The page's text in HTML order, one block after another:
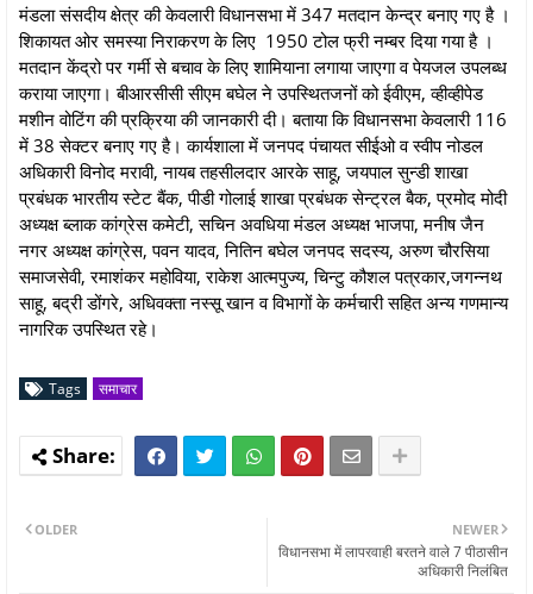
मंडला संसदीय क्षेत्र की केवलारी विधानसभा में 347 मतदान केन्द्र बनाए गए है ।
शिकायत ओर समस्या निराकरण के लिए 1950 टोल फ्री नम्बर दिया गया है ।
मतदान केंद्रो पर गर्मी से बचाव के लिए शामियाना लगाया जाएगा व पेयजल उपलब्ध
कराया जाएगा। बीआरसीसी सीएम बघेल ने उपस्थितजनों को ईवीएम, व्हीव्हीपेड
मशीन वोटिंग की प्रक्रिया की जानकारी दी। बताया कि विधानसभा केवलारी 116
में 38 सेक्टर बनाए गए है। कार्यशाला में जनपद पंचायत सीईओ व स्वीप नोडल
अधिकारी विनोद मरावी, नायब तहसीलदार आरके साहू, जयपाल सुन्डी शाखा
प्रबंधक भारतीय स्टेट बैंक, पीडी गोलाई शाखा प्रबंधक सेन्ट्रल बैक, प्रमोद मोदी
अध्यक्ष ब्लाक कांग्रेस कमेटी, सचिन अवधिया मंडल अध्यक्ष भाजपा, मनीष जैन
नगर अध्यक्ष कांग्रेस, पवन यादव, नितिन बघेल जनपद सदस्य, अरुण चौरसिया
समाजसेवी, रमाशंकर महोविया, राकेश आत्मपुज्य, चिन्टु कौशल पत्रकार,जगन्नथ
साहू, बद्री डोंगरे, अधिवक्ता नस्सू खान व विभागों के कर्मचारी सहित अन्य गणमान्य
नागरिक उपस्थित रहे।
Tags समाचार
NEWER
विधानसभा में लापरवाही बरतने वाले 7 पीठासीन
अधिकारी निलंबित
OLDER